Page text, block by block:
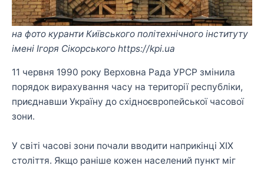
на фото куранти Київського політехнічного інституту
імені Ігоря Сікорського https://kpi.ua
11 червня 1990 року Верховна Рада УРСР змінила
порядок вирахування часу на території республіки,
приєднавши Україну до східноєвропейської часової
зони.
У світі часові зони почали вводити наприкінці XIX
століття. Якщо раніше кожен населений пункт міг